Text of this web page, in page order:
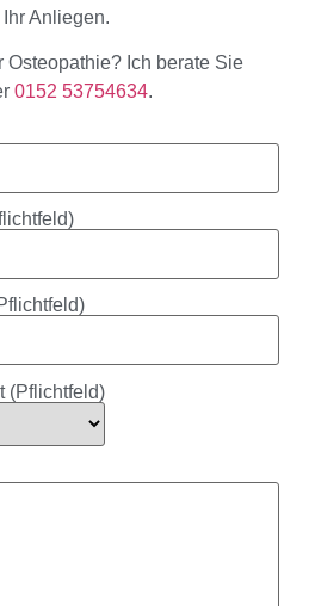
Anliegen.
Osteopathie? Ich berate Sie
0152 53754634.
(Pflichtfeld)